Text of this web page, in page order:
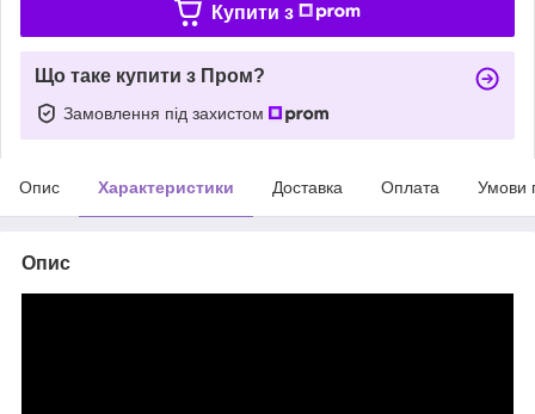
Купити з
Що таке купити з Пром?
Замовлення під захистом
Опис Характеристики Доставка Оплата Умови
Опис